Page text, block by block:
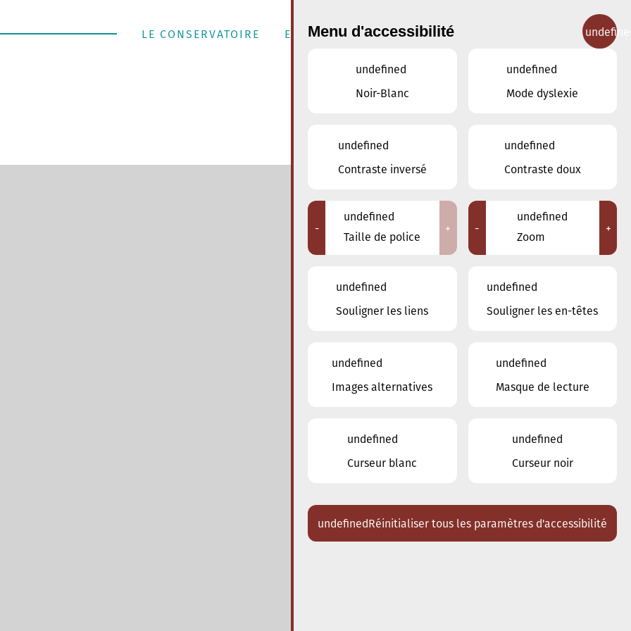
LE CONSERVATOIRE ENSEIGNEMENT MUSICAL CONTACT
Kauffmann Nadine
Quintus Jessica
Menu d'accessibilité
undefined
Noir-Blanc
undefined
Mode dyslexie
undefined
Contraste inversé
undefined
Contraste doux
-
undefined
Taille de police
+ -
undefined
Zoom
+
undefined
Souligner les liens
undefined
Souligner les en-têtes
undefined
Images alternatives
undefined
Masque de lecture
undefined
Curseur blanc
undefined
Curseur noir
undefinedRéinitialiser tous les paramètres d'accessibilité